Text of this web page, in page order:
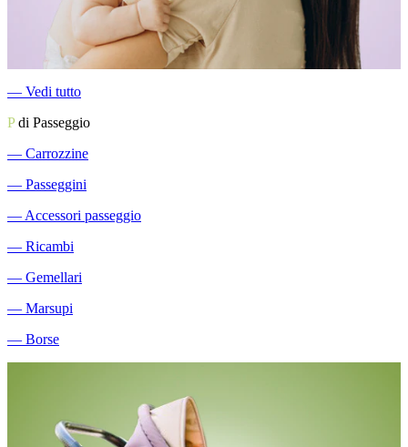
― Vedi tutto
Pdi Passeggio
― Carrozzine
― Passeggini
― Accessori passeggio
― Ricambi
― Gemellari
― Marsupi
― Borse